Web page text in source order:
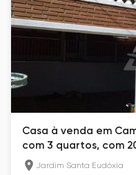
Casa à venda em
com 3 quartos, com
Jardim Santa Eudóxia